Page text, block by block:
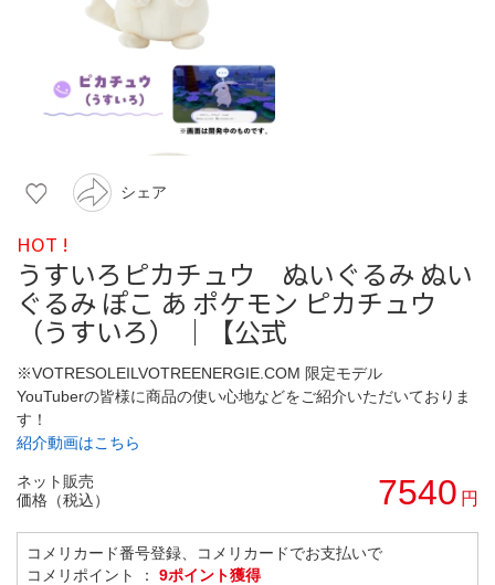
シェア
HOT !
うすいろピカチュウ ぬいぐるみ ぬい
ぐるみ ぽこ あ ポケモン ピカチュウ
（うすいろ） ｜【公式
※VOTRESOLEILVOTREENERGIE.COM 限定モデル
YouTuberの皆様に商品の使い心地などをご紹介いただいておりま
す！
紹介動画はこちら
ネット販売
価格（税込）
7540 円
コメリカード番号登録、コメリカードでお支払いで
コメリポイント ： 9ポイント獲得